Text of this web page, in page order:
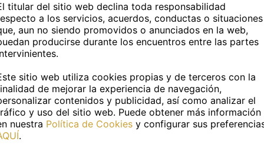
Otras categorías
en Almería capital Boys en Almería capital
Masajistas en otras capitales de
titular del sitio web declina toda responsabilidad
a los servicios, acuerdos, conductas o situaciones
aun no siendo promovidos o anunciados en la web,
producirse durante los encuentros entre las partes
sitio web utiliza cookies propias y de terceros con la
de mejorar la experiencia de navegación,
contenidos y publicidad, así como analizar el
y uso del sitio web. Puede obtener más información
nuestra Política de Cookies y configurar sus
.